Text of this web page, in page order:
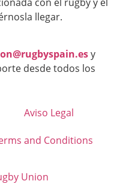
llegar.
y
desde todos los
Aviso Legal
and Conditions